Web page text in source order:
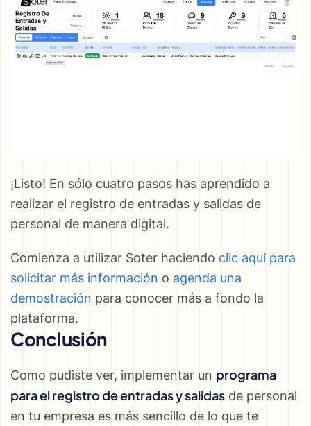
¡Listo! En sólo cuatro pasos has aprendido a
realizar el registro de entradas y salidas de
personal de manera digital.
Comienza a utilizar Soter haciendo clic aquí para
solicitar más información o agenda una
demostración para conocer más a fondo la
plataforma.
Conclusión
Como pudiste ver, implementar un programa
para el registro de entradas y salidas de personal
en tu empresa es más sencillo de lo que te